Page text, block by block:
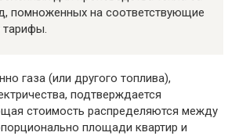
помноженных на соответствующие
тарифы.
газа (или другого топлива),
подтверждается
стоимость распределяются между
площади квартир и